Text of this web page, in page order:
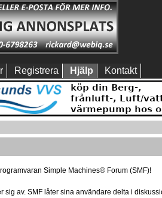
Registrera Hjälp Kontakt
Simple Machines® Forum (SMF)!
av. SMF låter sina användare delta i